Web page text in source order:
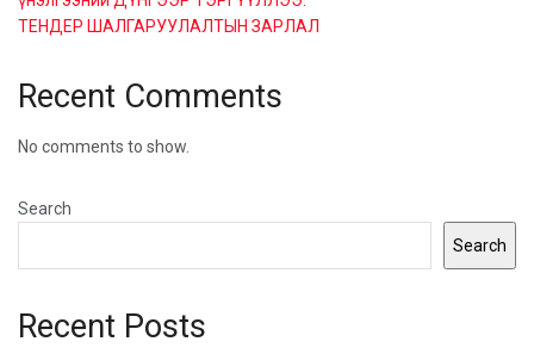
ТЕНДЕР ШАЛГАРУУЛАЛТЫН ЗАРЛАЛ
Recent Comments
No comments to show.
Search
Search
Recent Posts